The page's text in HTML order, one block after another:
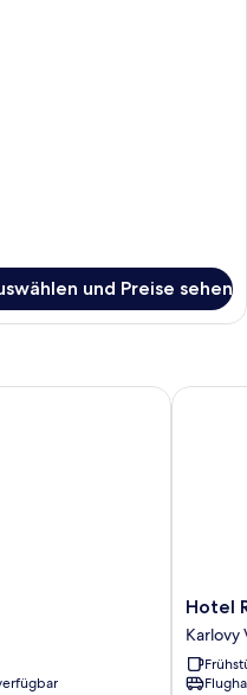
und Preise sehen
Hotel
Karlovy
Vary
Hotel
Karlovy
Hotel